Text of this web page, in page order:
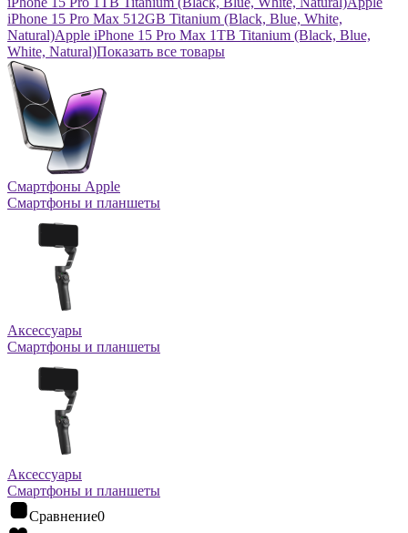
iPhone 15 Pro Max 512GB Titanium (Black, Blue, White,
Natural)Apple iPhone 15 Pro Max 1TB Titanium (Black, Blue,
White, Natural)Показать все товары
Смартфоны Apple
Смартфоны и планшеты
Аксессуары
Смартфоны и планшеты
Аксессуары
Смартфоны и планшеты
Сравнение0